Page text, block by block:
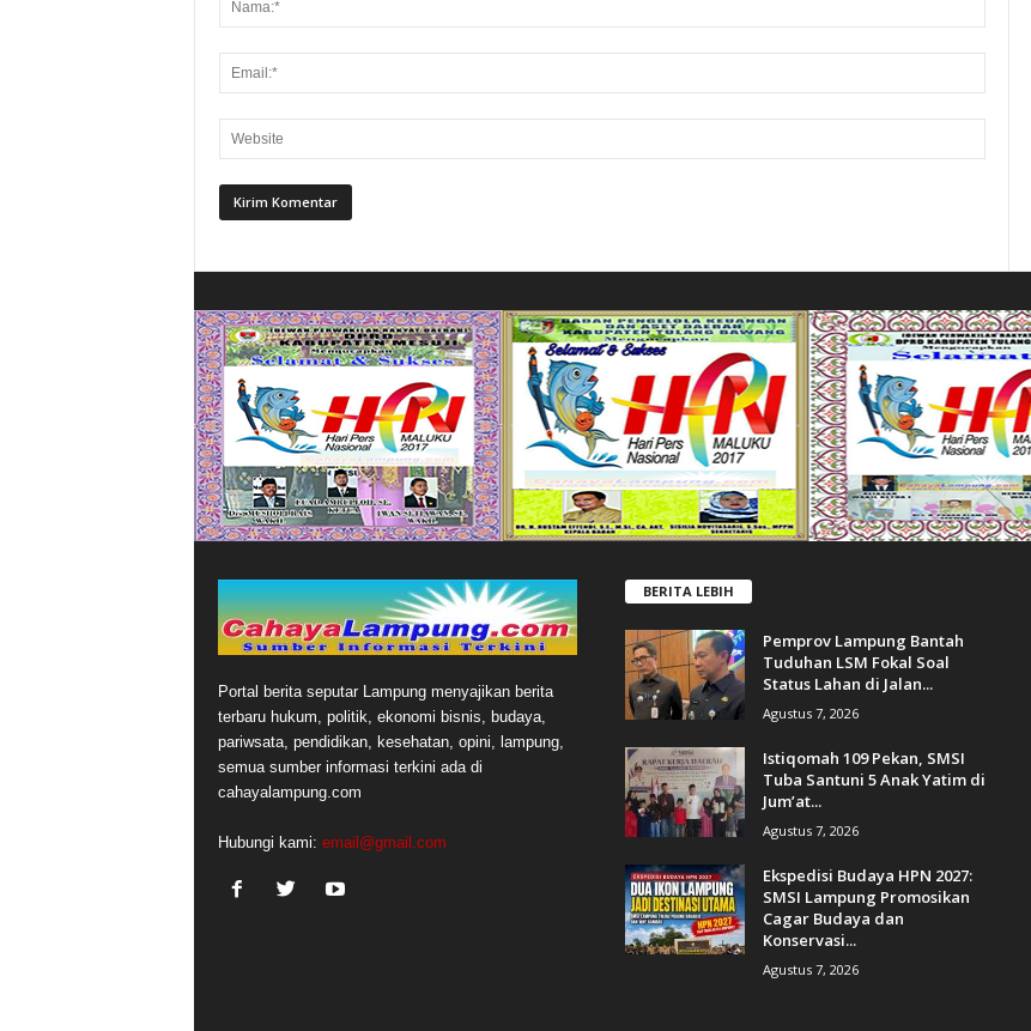
Portal berita seputar Lampung menyajikan berita
terbaru hukum, politik, ekonomi bisnis, budaya,
pariwsata, pendidikan, kesehatan, opini, lampung,
semua sumber informasi terkini ada di
cahayalampung.com
Hubungi kami: email@gmail.com
BERITA LEBIH
Pemprov Lampung Bantah
Tuduhan LSM Fokal Soal
Status Lahan di Jalan...
Agustus 7, 2026
Istiqomah 109 Pekan, SMSI
Tuba Santuni 5 Anak Yatim di
Jum’at...
Agustus 7, 2026
Ekspedisi Budaya HPN 2027:
SMSI Lampung Promosikan
Cagar Budaya dan
Konservasi...
Agustus 7, 2026